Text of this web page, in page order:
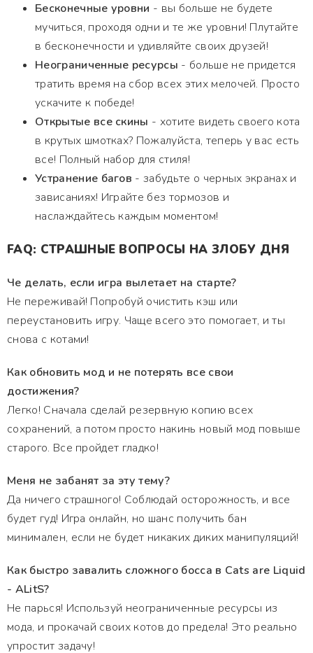
Бесконечные уровни - вы больше не будете
мучиться, проходя одни и те же уровни! Плутайте
в бесконечности и удивляйте своих друзей!
Неограниченные ресурсы - больше не придется
тратить время на сбор всех этих мелочей. Просто
ускачите к победе!
Открытые все скины - хотите видеть своего кота
в крутых шмотках? Пожалуйста, теперь у вас есть
все! Полный набор для стиля!
Устранение багов - забудьте о черных экранах и
зависаниях! Играйте без тормозов и
наслаждайтесь каждым моментом!
FAQ: СТРАШНЫЕ ВОПРОСЫ НА ЗЛОБУ ДНЯ
Че делать, если игра вылетает на старте?
Не переживай! Попробуй очистить кэш или
переустановить игру. Чаще всего это помогает, и ты
снова с котами!
Как обновить мод и не потерять все свои
достижения?
Легко! Сначала сделай резервную копию всех
сохранений, а потом просто накинь новый мод повыше
старого. Все пройдет гладко!
Меня не забанят за эту тему?
Да ничего страшного! Соблюдай осторожность, и все
будет гуд! Игра онлайн, но шанс получить бан
минимален, если не будет никаких диких манипуляций!
Как быстро завалить сложного босса в Cats are Liquid
- ALitS?
Не парься! Используй неограниченные ресурсы из
мода, и прокачай своих котов до предела! Это реально
упростит задачу!